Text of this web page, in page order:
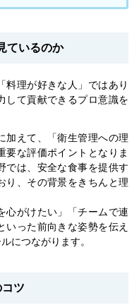
ているのか
料理が好きな人」ではあり
して貢献できるプロ意識を
加えて、「衛生管理への理
要な評価ポイントとなりま
では、安全な食事を提供す
り、その背景をきちんと理
心がけたい」「チームで連
いった前向きな姿勢を伝え
につながります。
ツ